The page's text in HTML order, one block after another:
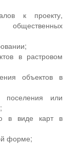
к проекту,
в растровом
объектов в
или
в виде карт в
форме;